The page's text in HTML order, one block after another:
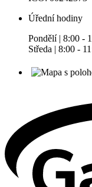
Úřední hodiny
Pondělí | 8:00 -
Středa | 8:00 -